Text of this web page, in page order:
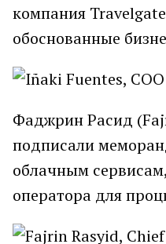
компания
обоснованные
Фаджрин Расид
подписали
облачным
оператора для